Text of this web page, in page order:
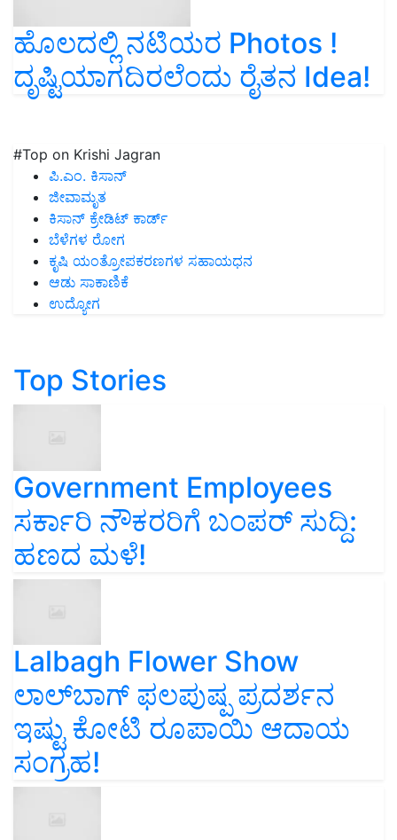
ಹೊಲದಲ್ಲಿ ನಟಿಯರ Photos !
ದೃಷ್ಟಿಯಾಗದಿರಲೆಂದು ರೈತನ Idea!
#Top on Krishi Jagran
ಪಿ.ಎಂ. ಕಿಸಾನ್
ಜೀವಾಮೃತ
ಕಿಸಾನ್ ಕ್ರೇಡಿಟ್ ಕಾರ್ಡ್
ಬೆಳೆಗಳ ರೋಗ
ಕೃಷಿ ಯಂತ್ರೋಪಕರಣಗಳ ಸಹಾಯಧನ
ಆಡು ಸಾಕಾಣಿಕೆ
ಉದ್ಯೋಗ
Top Stories
Government Employees
ಸರ್ಕಾರಿ ನೌಕರರಿಗೆ ಬಂಪರ್‌ ಸುದ್ದಿ:
ಹಣದ ಮಳೆ!
Lalbagh Flower Show
ಲಾಲ್‌ಬಾಗ್ ಫಲಪುಷ್ಪ ಪ್ರದರ್ಶನ
ಇಷ್ಟು ಕೋಟಿ ರೂಪಾಯಿ ಆದಾಯ
ಸಂಗ್ರಹ!